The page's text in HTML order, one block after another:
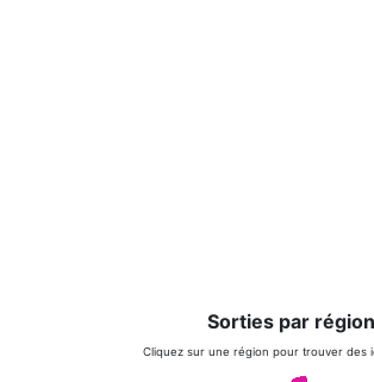
Sorties par région
Cliquez sur une région pour trouver des